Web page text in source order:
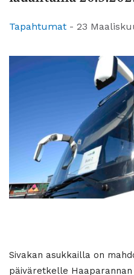
Tapahtumat - 23
Sivakan asukkailla on
päiväretkelle Haaparannan